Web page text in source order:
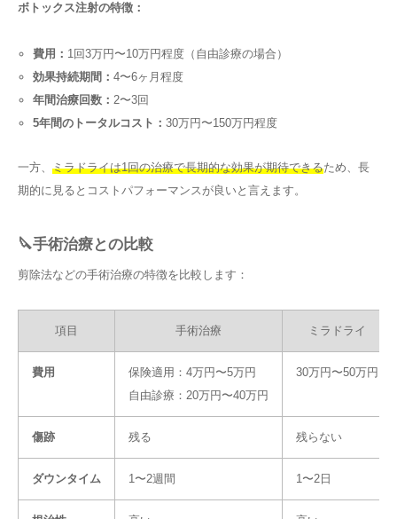
ボトックス注射の特徴：
費用： 1回3万円〜10万円程度（自由診療の場合）
効果持続期間： 4〜6ヶ月程度
年間治療回数： 2〜3回
5年間のトータルコスト： 30万円〜150万円程度
一方、 ミラドライは1回の治療で長期的な効果が期待できるため、長
期的に見るとコストパフォーマンスが良いと言えます。
🔪手術治療との比較
剪除法などの手術治療の特徴を比較します：
項目 手術治療 ミラドライ
費用
保険適用：4万円〜5万円
自由診療：20万円〜40万円
30万円〜50万円
傷跡 残る 残らない
ダウンタイム 1〜2週間 1〜2日